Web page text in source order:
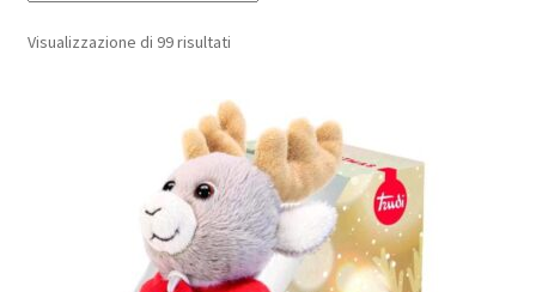
Visualizzazione di 99 risultatiPopolarità